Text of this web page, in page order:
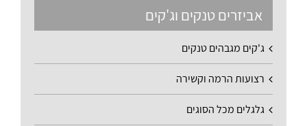
אביזרים טנקים וג'קים
ג'קים מגבהים טנקים
רצועות הרמה וקשירה
גלגלים מכל הסוגים